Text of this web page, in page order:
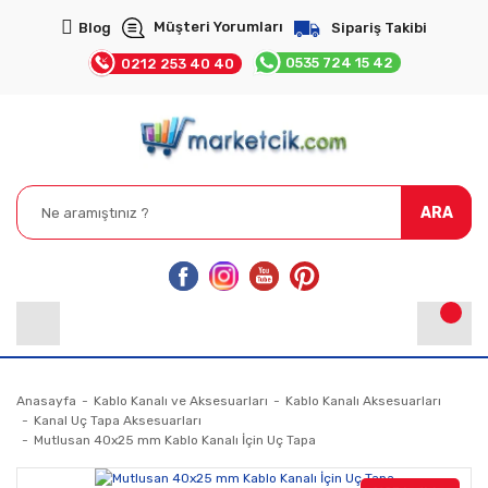
Blog Müşteri Yorumları Sipariş Takibi
0212 253 40 40 0535 724 15 42
ARA
Anasayfa Kablo Kanalı ve Aksesuarları
Kablo Kanalı Aksesuarları
Kanal Uç Tapa Aksesuarları
Mutlusan 40x25 mm Kablo Kanalı İçin Uç Tapa